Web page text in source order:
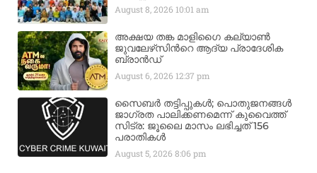
August 8, 2026 10:01 am
അക്ഷയ തങ്ക മാളിഗൈ കല്യാണ്‍
ജുവലേഴ്‌സിന്‍റെ ആദ്യ പ്രാദേശിക
ബ്രാന്‍ഡ്
August 6, 2026 12:37 pm
സൈബർ തട്ടിപ്പുകൾ; പൊതുജനങ്ങൾ
ജാഗ്രത പാലിക്കണമെന്ന് കുവൈത്ത്
സിട്ര: ജൂലൈ മാസം ലഭിച്ചത് 156
പരാതികൾ
August 5, 20268:06 pm